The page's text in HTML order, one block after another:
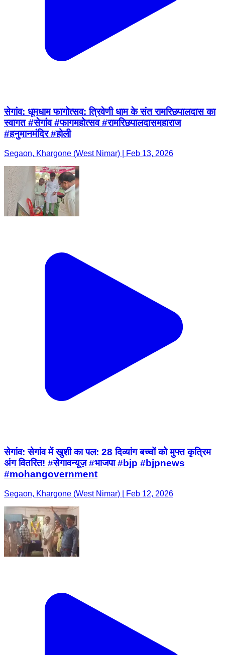
सेगांव: धूमधाम फागोत्सव: त्रिवेणी धाम के संत रामरिछपालदास का
स्वागत #सेगांव #फागमहोत्सव #रामरिछपालदासमहाराज
#हनुमानमंदिर #होली
Segaon, Khargone (West Nimar) | Feb 13, 2026
सेगांव: सेगांव में खुशी का पल: 28 दिव्यांग बच्चों को मुफ्त कृत्रिम
अंग वितरित! #सेगावन्यूज़ #भाजपा #bjp #bjpnews
#mohangovernment
Segaon, Khargone (West Nimar) | Feb 12, 2026